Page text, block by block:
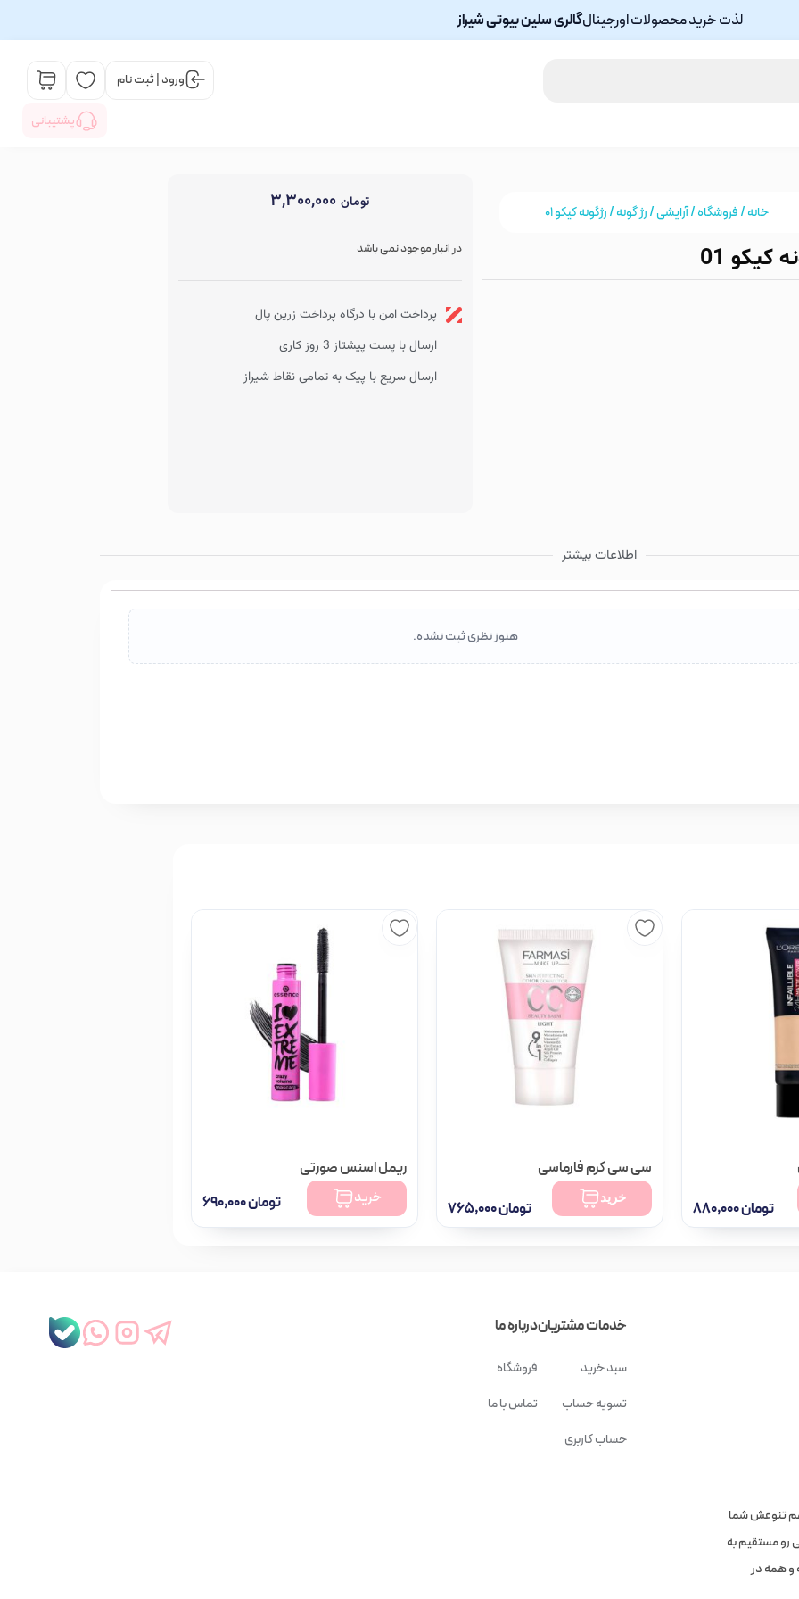
لذت خرید محصولات اورجینالگالری سلین بیوتی شیراز
ورود | ثبت نام
پشتیبانی
خانه/فروشگاه/آرایشی/رژ گونه/ رژگونه کیکو 01
کیکو 01
تومان۳,۳۰۰,۰۰۰
در انبار موجود نمی باشد
پرداخت امن با درگاه پرداخت زرین پال
ارسال با پست پیشتاز 3 روز کاری
ارسال سریع با پیک به تمامی نقاط شیراز
اطلاعات بیشتر
هنوز نظری ثبت نشده.
تومان
سی سی کرم فارماسی
تومان
تومان۷۹۸,۰۰۰ خرید
ریمل اسنس صورتی
تومان
خرید
تنوعش شما
رو مستقیم به
و همه در
خدمات مشتریان
سبد خرید
تسویه حساب
حساب کاربری
درباره ما
فروشگاه
تماس با ما